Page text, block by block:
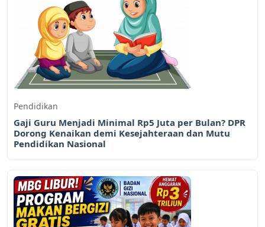
Pendidikan
Gaji Guru Menjadi Minimal Rp5 Juta per Bulan? DPR
Dorong Kenaikan demi Kesejahteraan dan Mutu
Pendidikan Nasional